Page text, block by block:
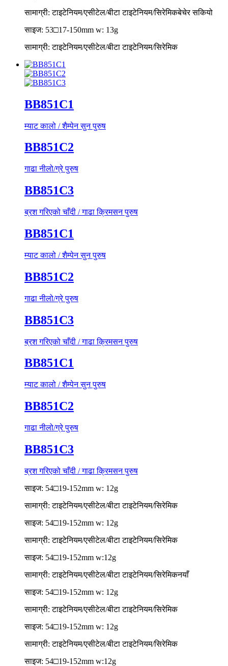
सामाग्री: टाइटेनियम/एसीटेल/बीटा टाइटेनियम/सिरेमिकबेचेर सकियो
साइज: 53□17-150mm w: 13g
सामाग्री: टाइटेनियम/एसीटेल/बीटा टाइटेनियम/सिरेमिक
BB851C1
म्याट कालो / शैम्पेन सुन पुरुष
BB851C2
गाढा नीलो/ग्रे पुरुष
BB851C3
ब्रश गरिएको चाँदी / गाढा क्रिमसन पुरुष
BB851C1
म्याट कालो / शैम्पेन सुन पुरुष
BB851C2
गाढा नीलो/ग्रे पुरुष
BB851C3
ब्रश गरिएको चाँदी / गाढा क्रिमसन पुरुष
BB851C1
म्याट कालो / शैम्पेन सुन पुरुष
BB851C2
गाढा नीलो/ग्रे पुरुष
BB851C3
ब्रश गरिएको चाँदी / गाढा क्रिमसन पुरुष
साइज: 54□19-152mm w: 12g
सामाग्री: टाइटेनियम/एसीटेल/बीटा टाइटेनियम/सिरेमिक
साइज: 54□19-152mm w: 12g
सामाग्री: टाइटेनियम/एसीटेल/बीटा टाइटेनियम/सिरेमिक
साइज: 54□19-152mm w:12g
सामाग्री: टाइटेनियम/एसीटेल/बीटा टाइटेनियम/सिरेमिकनयाँ
साइज: 54□19-152mm w: 12g
सामाग्री: टाइटेनियम/एसीटेल/बीटा टाइटेनियम/सिरेमिक
साइज: 54□19-152mm w: 12g
सामाग्री: टाइटेनियम/एसीटेल/बीटा टाइटेनियम/सिरेमिक
साइज: 54□19-152mm w:12g